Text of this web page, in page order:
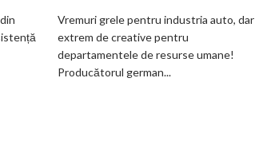
birouri
și
trimite
angajații
Vremuri grele pentru industria auto, dar
extrem de creative pentru
departamentele de resurse umane!
Producătorul german...